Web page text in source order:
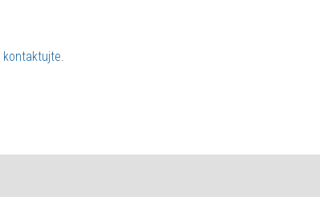
kontaktujte.